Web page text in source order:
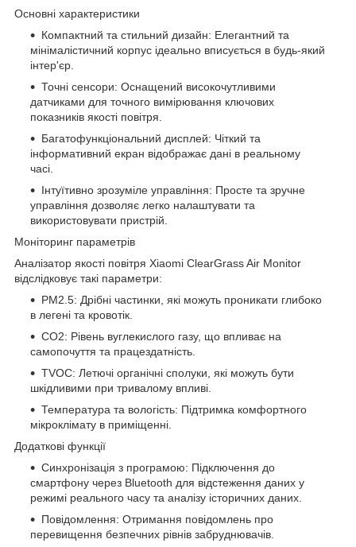
Основні характеристики
Компактний та стильний дизайн: Елегантний та
мінімалістичний корпус ідеально вписується в будь-який
інтер'єр.
Точні сенсори: Оснащений високочутливими
датчиками для точного вимірювання ключових
показників якості повітря.
Багатофункціональний дисплей: Чіткий та
інформативний екран відображає дані в реальному
часі.
Інтуїтивно зрозуміле управління: Просте та зручне
управління дозволяє легко налаштувати та
використовувати пристрій.
Моніторинг параметрів
Аналізатор якості повітря Xiaomi ClearGrass Air Monitor
відслідковує такі параметри:
PM2.5: Дрібні частинки, які можуть проникати глибоко
в легені та кровотік.
CO2: Рівень вуглекислого газу, що впливає на
самопочуття та працездатність.
TVOC: Летючі органічні сполуки, які можуть бути
шкідливими при тривалому впливі.
Температура та вологість: Підтримка комфортного
мікроклімату в приміщенні.
Додаткові функції
Синхронізація з програмою: Підключення до
смартфону через Bluetooth для відстеження даних у
режимі реального часу та аналізу історичних даних.
Повідомлення: Отримання повідомлень про
перевищення безпечних рівнів забруднювачів.